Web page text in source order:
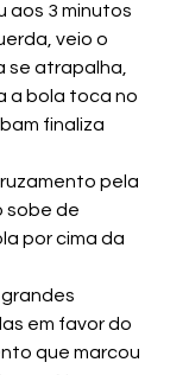
aos 3 minutos
veio o
se atrapalha,
a bola toca no
finaliza
pela
sobe de
por cima da
em favor do
que marcou